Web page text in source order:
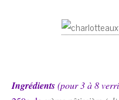
Ingrédients(pour 3 à 8